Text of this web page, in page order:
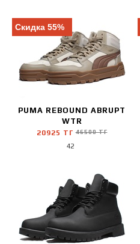
Скидка 55%
PUMA REBOUND ABRUPT
WTR
20925 ТГ46500 ТГ
42